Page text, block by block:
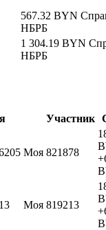
567.32 BYN
НБРБ
1 304.19 BYN
НБРБ
Участник
Моя 821878
Моя 819213